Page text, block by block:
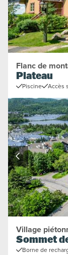
Flanc de
Plateau
Piscine Accès
Village
Sommet
Borne de